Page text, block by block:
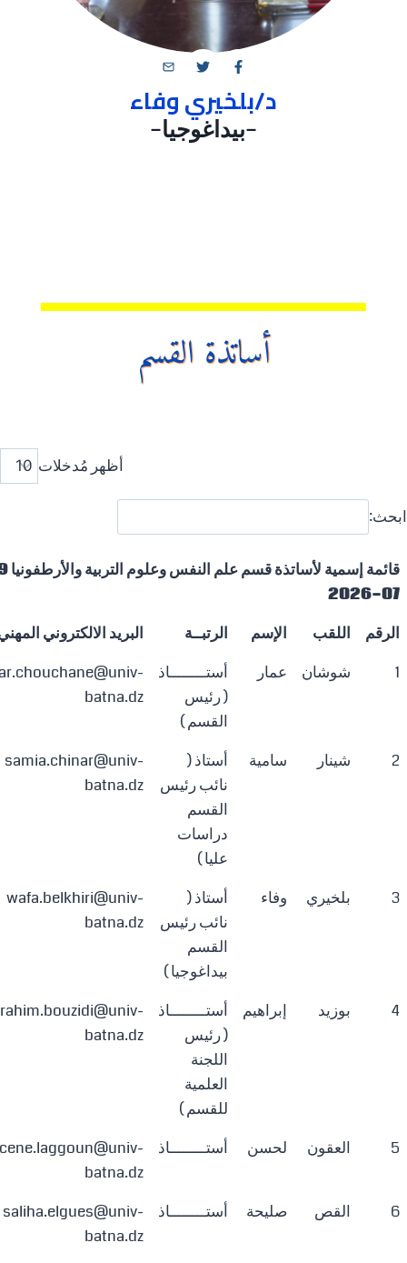
د/بلخيري وفاء
–بيداغوجيا–
أساتذة القسم
أظهر مُدخلات
ابحث:
07-2026
الرقم
اللقب الإسم الرتبــة
البريد الالكتروني
1
شوشان عمار
أستــــــــاذ
( رئيس
القسم )
batna.dz
2 شينار سامية
أستاذ (
نائب رئيس
القسم
دراسات
عليا )
samia.chinar@univ-
batna.dz
3 بلخيري وفاء
أستاذ (
نائب رئيس
القسم
بيداغوجيا )
wafa.belkhiri@univ-
batna.dz
4 بوزيد إبراهيم
أستــــــــاذ
( رئيس
اللجنة
العلمية
للقسم )
batna.dz
5 العقون لحسن أستــــــــاذ
batna.dz
6
القص صليحة أستــــــــاذ
saliha.elgues@univ-
batna.dz